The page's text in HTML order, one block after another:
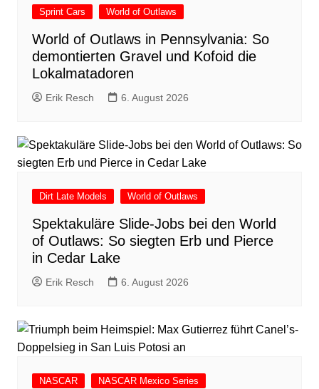
Sprint Cars World of Outlaws
World of Outlaws in Pennsylvania: So
demontierten Gravel und Kofoid die
Lokalmatadoren
Erik Resch 6. August 2026
Dirt Late Models World of Outlaws
Spektakuläre Slide-Jobs bei den World
of Outlaws: So siegten Erb und Pierce
in Cedar Lake
Erik Resch 6. August 2026
NASCAR NASCAR Mexico Series